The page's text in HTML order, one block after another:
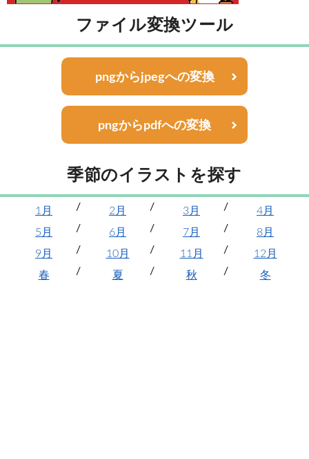
ファイル変換ツール
pngからjpegへの変換
pngからpdfへの変換
季節のイラストを探す
1月 2月 3月
4月
5月
6月 7月
8月
9月
10月 11月
12月
春
夏 秋 冬